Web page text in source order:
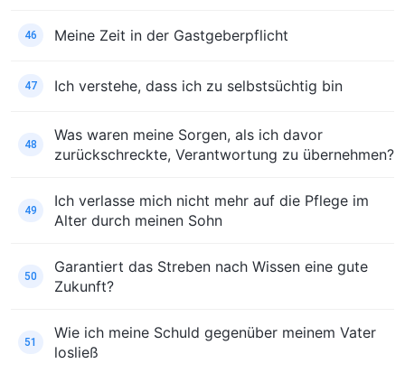
46 Meine Zeit in der Gastgeberpflicht
47 Ich verstehe, dass ich zu selbstsüchtig bin
48
Was waren meine Sorgen, als ich davor
zurückschreckte, Verantwortung zu übernehmen?
49
Ich verlasse mich nicht mehr auf die Pflege im
Alter durch meinen Sohn
50
Garantiert das Streben nach Wissen eine gute
Zukunft?
51
Wie ich meine Schuld gegenüber meinem Vater
losließ